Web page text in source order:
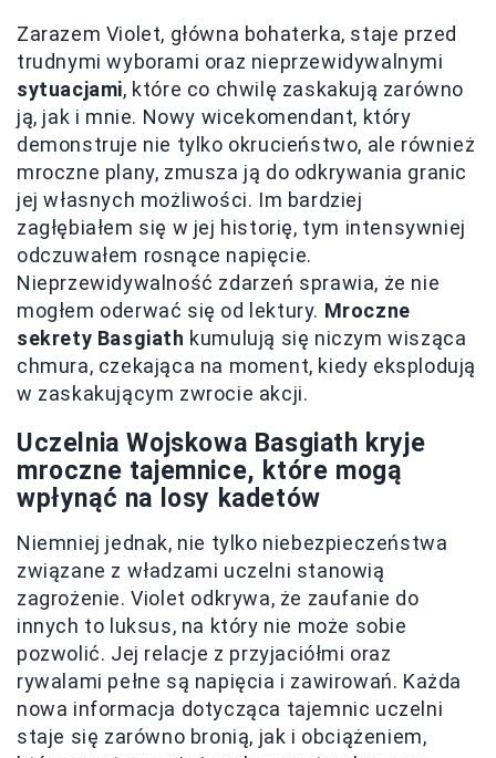
Zarazem Violet, główna bohaterka, staje przed
trudnymi wyborami oraz nieprzewidywalnymi
sytuacjami, które co chwilę zaskakują zarówno
ją, jak i mnie. Nowy wicekomendant, który
demonstruje nie tylko okrucieństwo, ale również
mroczne plany, zmusza ją do odkrywania granic
jej własnych możliwości. Im bardziej
zagłębiałem się w jej historię, tym intensywniej
odczuwałem rosnące napięcie.
Nieprzewidywalność zdarzeń sprawia, że nie
mogłem oderwać się od lektury. Mroczne
sekrety Basgiath kumulują się niczym wisząca
chmura, czekająca na moment, kiedy eksplodują
w zaskakującym zwrocie akcji.
Uczelnia Wojskowa Basgiath kryje
mroczne tajemnice, które mogą
wpłynąć na losy kadetów
Niemniej jednak, nie tylko niebezpieczeństwa
związane z władzami uczelni stanowią
zagrożenie. Violet odkrywa, że zaufanie do
innych to luksus, na który nie może sobie
pozwolić. Jej relacje z przyjaciółmi oraz
rywalami pełne są napięcia i zawirowań. Każda
nowa informacja dotycząca tajemnic uczelni
staje się zarówno bronią, jak i obciążeniem,